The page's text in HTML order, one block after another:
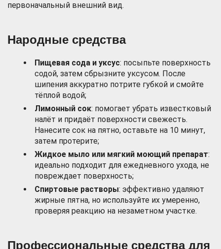
первоначальный внешний вид.
Народные средства
Пищевая сода и уксус: посыпьте поверхность
содой, затем сбрызните уксусом. После
шипения аккуратно потрите губкой и смойте
тёплой водой;
Лимонный сок: помогает убрать известковый
налёт и придаёт поверхности свежесть.
Нанесите сок на пятно, оставьте на 10 минут,
затем протерите;
Жидкое мыло или мягкий моющий препарат:
идеально подходит для ежедневного ухода, не
повреждает поверхность;
Спиртовые растворы: эффективно удаляют
жирные пятна, но используйте их умеренно,
проверяя реакцию на незаметном участке.
Профессиональные средства для